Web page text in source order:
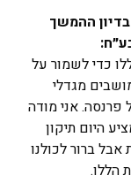
ההמשך
לתקנות הללו כדי לשמור על
מגדלי
פרנסה. אני מודה
היום תיקון
ברור לכולנו
הללו.